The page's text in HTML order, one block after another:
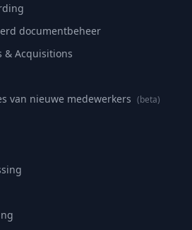
documentbeheer
& Acquisitions
van nieuwe medewerkers (beta)